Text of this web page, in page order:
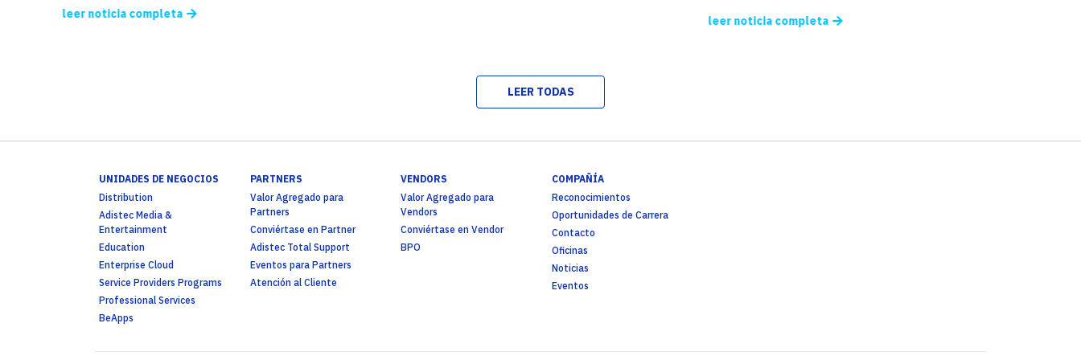
leer noticia completa
leer noticia completa
LEER TODAS
UNIDADES DE NEGOCIOS
Distribution
Adistec Media &
Entertainment
Education
Enterprise Cloud
Service Providers Programs
Professional Services
BeApps
PARTNERS
Valor Agregado para
Partners
Conviértase en Partner
Adistec Total Support
Eventos para Partners
Atención al Cliente
VENDORS
Valor Agregado para
Vendors
Conviértase en Vendor
BPO
COMPAÑÍA
Reconocimientos
Oportunidades de Carrera
Contacto
Oficinas
Noticias
Eventos